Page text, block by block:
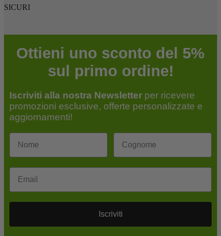
SICURI
Ottieni uno sconto del 5%
sul primo ordine!
Iscriviti alla nostra Newsletter per ricevere
promozioni esclusive, offerte personalizzate e
aggiornamenti!
Email
Iscriviti